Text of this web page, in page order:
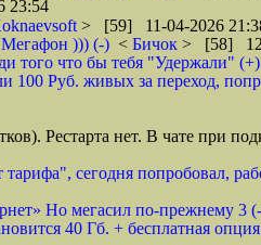
23:54
> [59] 11-04-2026
))) (-) < Бичок > [58] 12-
того что бы тебя "Удержали" (+)
100 Руб. живых за переход,
Рестарта нет. В чате при
сегодня попробовал,
Но мегасил по-прежнему 3
40 Гб. + бесплатная